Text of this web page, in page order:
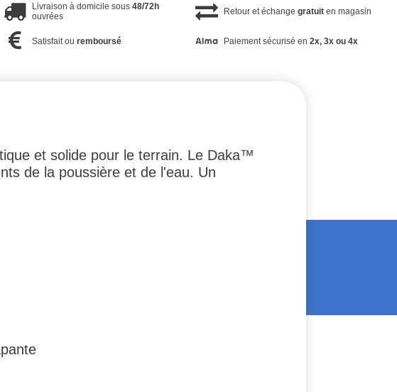
Livraison à domicile sous48/72h
ouvrées
Retour et échange gratuiten magasin
Satisfait ouremboursé Paiement sécurisé en 2x, 3x ou 4x
et solide pour le terrain. Le Daka™
de la poussière et de l'eau. Un